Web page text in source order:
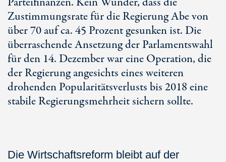
Zustimmungsrate für die Regierung Abe von
über 70 auf ca. 45 Prozent gesunken ist. Die
überraschende Ansetzung der Parlamentswahl
für den 14. Dezember war eine Operation, die
der Regierung angesichts eines weiteren
drohenden Popularitätsverlusts bis 2018 eine
stabile Regierungsmehrheit sichern sollte.
Die Wirtschaftsreform bleibt auf der